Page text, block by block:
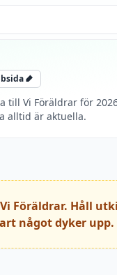
till Vi Föräldrar för
alltid är aktuella.
Föräldrar. Håll
något dyker upp.